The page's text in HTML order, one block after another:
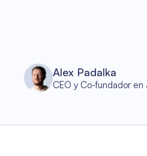
Alex Padalka
CEO y Co-fundador en